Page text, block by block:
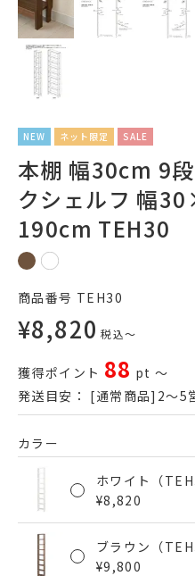
NEW ネット限定 SALE
本棚 幅30cm 9
クシェルフ 幅
190cm TEH30
商品番号 TEH30
¥8,820 税込〜
獲得ポイント 88 pt 〜
発送目安： [通常商品]2～5
カラー
ホワイト（
¥8,820
ブラウン（
¥9,800